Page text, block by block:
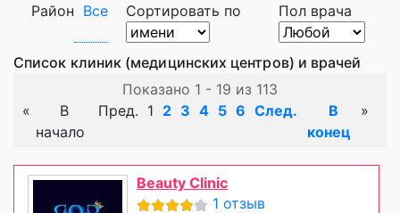
Район Все Сортировать по Пол врача
Список клиник (медицинских центров) и врачей
Показано 1 - 19 из 113
«
В
начало
Пред. 1 2 3 4 5 6 След.
В
конец
»
Beauty Clinic
1 отзыв